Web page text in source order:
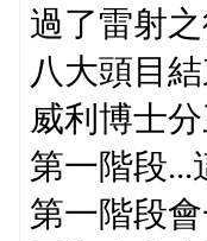
過了雷射
八大頭目
威利博士
第一階段
第一階段